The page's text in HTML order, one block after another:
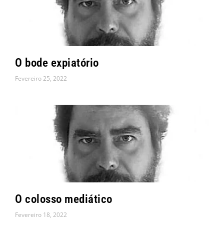
O bode expiatório
Fevereiro 25, 2022
O colosso mediático
Fevereiro 18, 2022
a
i
n
a